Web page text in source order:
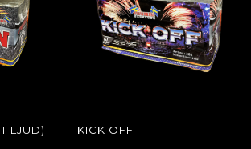
LJUD) KICK OFF